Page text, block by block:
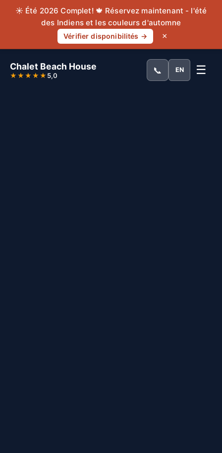
☀️ Été 2026 Complet! 🍁 Réservez maintenant - l'été
des Indiens et les couleurs d'automne
Vérifier disponibilités → ×
Chalet Beach House
★★★★★ 5,0 📞 EN ☰